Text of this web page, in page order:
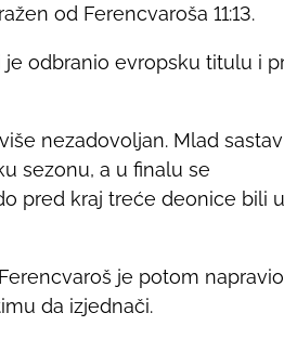
od Ferencvaroša 11:13.
odbranio evropsku titulu i
nezadovoljan. Mlad sastav
sezonu, a u finalu se
pred kraj treće deonice bili u
je potom napravio
da izjednači.